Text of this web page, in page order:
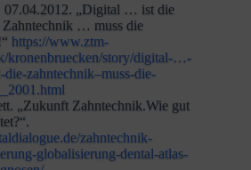
07.04.2012. „Digital … ist die
… muss die
https://www.ztm-
kronenbruecken/story/digital-…-
zahntechnik–muss-die-
„Zukunft Zahntechnik.Wie gut
zahntechnik-
globalisierung-dental-atlas-